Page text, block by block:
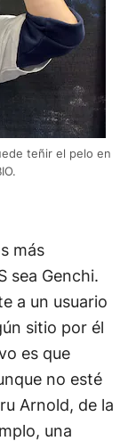
teñir el pelo en
más
sea Genchi.
a un usuario
sitio por él
es que
no esté
Arnold, de la
una